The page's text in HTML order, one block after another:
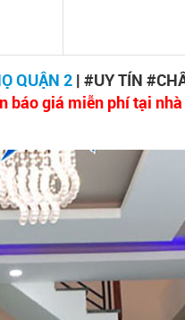
QUẬN 2 | #UY TÍN
báo giá miễn phí tại